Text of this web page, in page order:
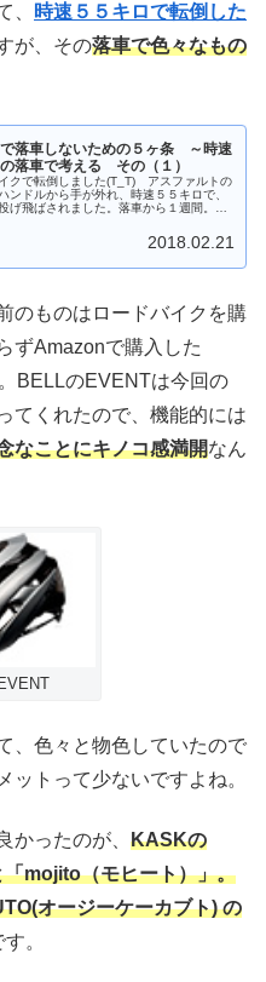
、
時速５５キロで転倒した
が、その落車で色々なもの
で落車しないための５ヶ条 ～時速
落車で考える その（１）
クで転倒しました(T_T) アスファルトの
ンドルから手が外れ、時速５５キロで、
げ飛ばされました。落車から１週間。ど
2018.02.21
のものはロードバイクを購
ずAmazonで購入した
BELLのEVENTは今回の
てくれたので、機能的には
なことにキノコ感満開なん
、色々と物色していたので
ットって少ないですよね。
かったのが、 KASKの
mojito（モヒート）」。
オージーケーカブト) の
。